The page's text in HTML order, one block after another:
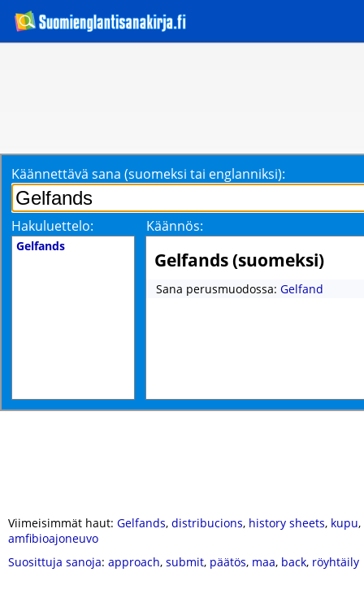
Käännettävä sana (suomeksi tai englanniksi):
Hakuluettelo: Käännös:
Gelfands
Gelfands (suomeksi)
Sana perusmuodossa: Gelfand
Viimeisimmät haut: Gelfands, distribucions, history sheets, kupu,
amfibioajoneuvo
Suosittuja sanoja: approach, submit, päätös, maa, back, röyhtäily